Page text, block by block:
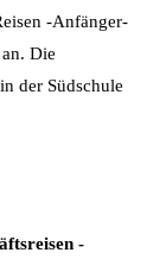
-Anfänger-
Die
der Südschule
-